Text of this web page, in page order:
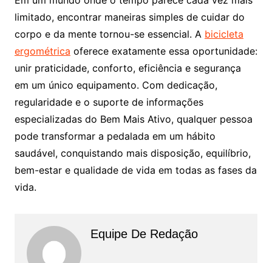
limitado, encontrar maneiras simples de cuidar do
corpo e da mente tornou-se essencial. A bicicleta
ergométrica oferece exatamente essa oportunidade:
unir praticidade, conforto, eficiência e segurança
em um único equipamento. Com dedicação,
regularidade e o suporte de informações
especializadas do Bem Mais Ativo, qualquer pessoa
pode transformar a pedalada em um hábito
saudável, conquistando mais disposição, equilíbrio,
bem-estar e qualidade de vida em todas as fases da
vida.
Equipe De Redação